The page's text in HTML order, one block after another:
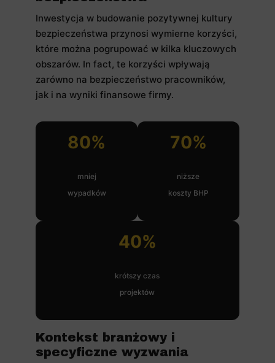
Inwestycja w budowanie pozytywnej kultury
bezpieczeństwa przynosi wymierne korzyści,
które można pogrupować w kilka kluczowych
obszarów. In fact, te korzyści wpływają
zarówno na bezpieczeństwo pracowników,
jak i na wyniki finansowe firmy.
80%
mniej
wypadków
70%
niższe
koszty BHP
40%
krótszy czas
projektów
Kontekst branżowy i
specyficzne wyzwania